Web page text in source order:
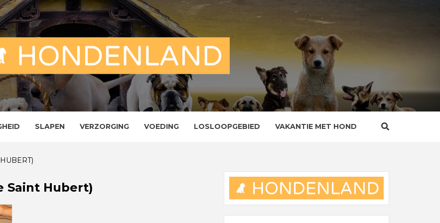
SLAPEN VERZORGING VOEDING LOSLOOPGEBIED VAKANTIE MET HOND
Saint Hubert)